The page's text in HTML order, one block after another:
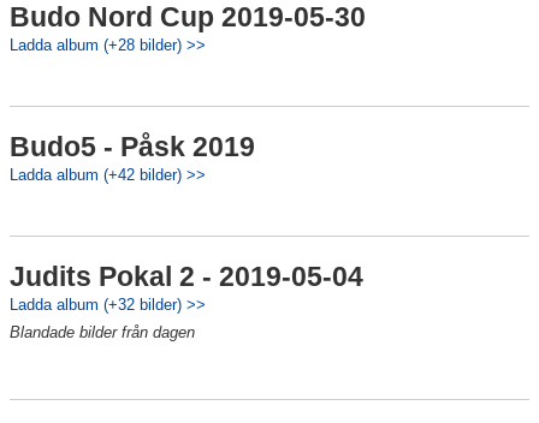
Budo Nord Cup 2019-05-30
Ladda album (+28 bilder) >>
Budo5 - Påsk 2019
Ladda album (+42 bilder) >>
Judits Pokal 2 - 2019-05-04
Ladda album (+32 bilder) >>
Blandade bilder från dagen